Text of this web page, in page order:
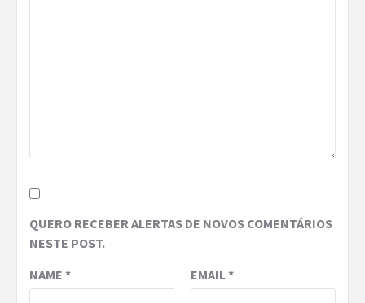
QUERO RECEBER ALERTAS DE NOVOS COMENTÁRIOS
NESTE POST.
NAME * EMAIL*